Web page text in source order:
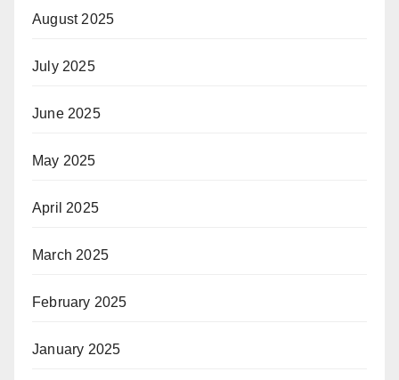
August 2025
July 2025
June 2025
May 2025
April 2025
March 2025
February 2025
January 2025